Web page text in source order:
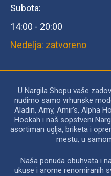
Subota:
14:00 - 20:00
Nedelja: zatvoreno
U Nargila Shopu vaše
nudimo samo vrhunske
Aladin, Amy, Amir’s, Alpha
Hookah i naš sopstveni
asortiman uglja, briketa i
mestu, u
Naša ponuda obuhvata i
ukuse i arome renomiranih